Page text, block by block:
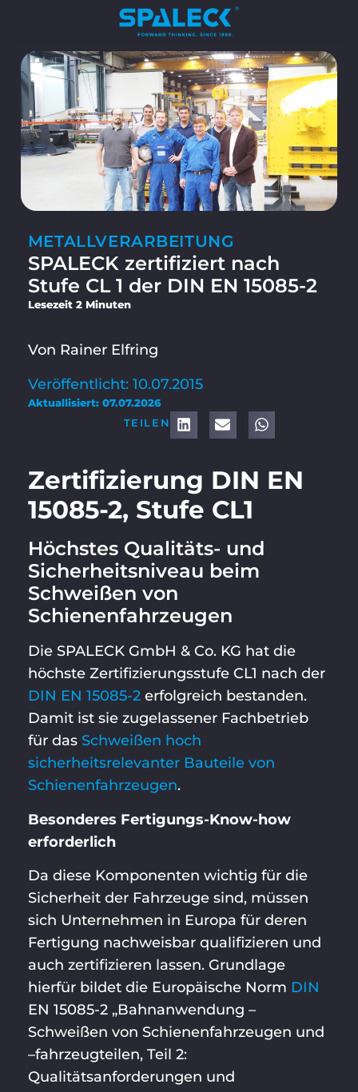
METALLVERARBEITUNG
SPALECK zertifiziert nach
Stufe CL 1 der DIN EN 15085-2
Lesezeit 2 Minuten
Von Rainer Elfring
Veröffentlicht: 10.07.2015
Aktuallisiert: 07.07.2026
TEILEN
Zertifizierung DIN EN
15085-2, Stufe CL1
Höchstes Qualitäts- und
Sicherheitsniveau beim
Schweißen von
Schienenfahrzeugen
Die SPALECK GmbH & Co. KG hat die
höchste Zertifizierungsstufe CL1 nach der
DIN EN 15085-2erfolgreich bestanden.
Damit ist sie zugelassener Fachbetrieb
für das Schweißen hoch
sicherheitsrelevanter Bauteile von
Schienenfahrzeugen.
Besonderes Fertigungs-Know-how
erforderlich
Da diese Komponenten wichtig für die
Sicherheit der Fahrzeuge sind, müssen
sich Unternehmen in Europa für deren
Fertigung nachweisbar qualifizieren und
auch zertifizieren lassen. Grundlage
hierfür bildet die Europäische Norm DIN
EN 15085-2 „Bahnanwendung –
Schweißen von Schienenfahrzeugen und
–fahrzeugteilen, Teil 2:
Qualitätsanforderungen und